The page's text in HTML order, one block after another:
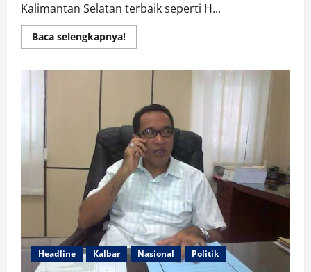
Kalimantan Selatan terbaik seperti H...
Baca selengkapnya!Read
more
Mundur
Pimpin
Kalsel
Headline Kalbar Nasional Politik